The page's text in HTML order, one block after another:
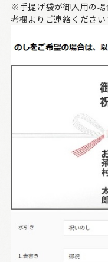
※手提げ袋が御入用の
考欄よりご連絡ください